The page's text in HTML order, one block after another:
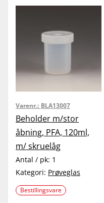
Varenr.: BLA13007
Beholder m/stor
åbning, PFA, 120ml,
m/ skruelåg
Antal / pk: 1
Kategori: Prøveglas
Bestillingsvare